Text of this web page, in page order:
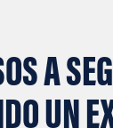
A
UN